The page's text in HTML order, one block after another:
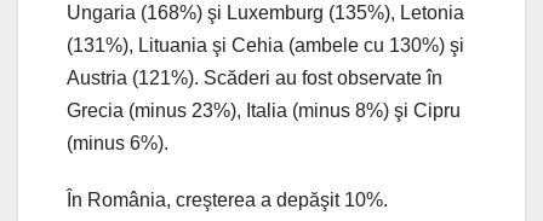
Ungaria (168%) şi Luxemburg (135%), Letonia
(131%), Lituania şi Cehia (ambele cu 130%) şi
Austria (121%). Scăderi au fost observate în
Grecia (minus 23%), Italia (minus 8%) şi Cipru
(minus 6%).
În România, creşterea a depăşit 10%.